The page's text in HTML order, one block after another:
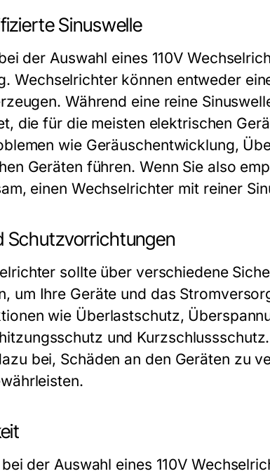
Sinuswelle
der Auswahl eines 110V
Wechselrichter können entweder
Während eine reine
die für die meisten elektrischen
wie Geräuschentwicklung,
Geräten führen. Wenn Sie also
einen Wechselrichter mit reiner
Schutzvorrichtungen
sollte über verschiedene
um Ihre Geräte und das
wie Überlastschutz,
und
bei, Schäden an den Geräten zu
der Auswahl eines 110V